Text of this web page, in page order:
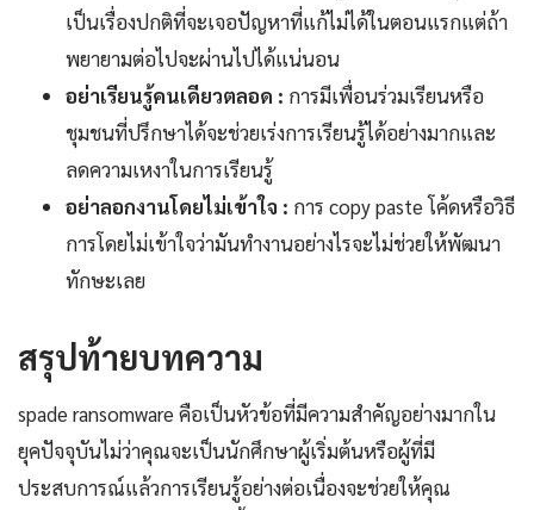
เป็นเรื่องปกติที่จะเจอปัญหาที่แก้ไม่ได้ในตอนแรกแต่ถ้า
พยายามต่อไปจะผ่านไปได้แน่นอน
อย่าเรียนรู้คนเดียวตลอด : การมีเพื่อนร่วมเรียนหรือ
ชุมชนที่ปรึกษาได้จะช่วยเร่งการเรียนรู้ได้อย่างมากและ
ลดความเหงาในการเรียนรู้
อย่าลอกงานโดยไม่เข้าใจ : การ copy paste โค้ดหรือวิธี
การโดยไม่เข้าใจว่ามันทำงานอย่างไรจะไม่ช่วยให้พัฒนา
ทักษะเลย
สรุปท้ายบทความ
spade ransomware คือเป็นหัวข้อที่มีความสำคัญอย่างมากใน
ยุคปัจจุบันไม่ว่าคุณจะเป็นนักศึกษาผู้เริ่มต้นหรือผู้ที่มี
ประสบการณ์แล้วการเรียนรู้อย่างต่อเนื่องจะช่วยให้คุณ